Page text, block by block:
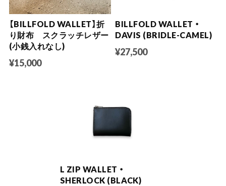
【BILLFOLD WALLET】折
り財布 スクラッチレザー
(小銭入れなし)
¥15,000
BILLFOLD WALLET ・
DAVIS (BRIDLE-CAMEL)
¥27,500
L ZIP WALLET ・
SHERLOCK (BLACK)